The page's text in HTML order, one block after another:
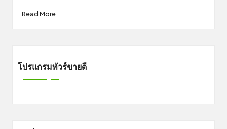
ไทยRead More
โปรแกรมทัวร์ขายดี